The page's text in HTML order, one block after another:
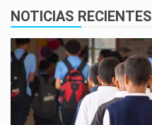
NOTICIAS RECIENTES